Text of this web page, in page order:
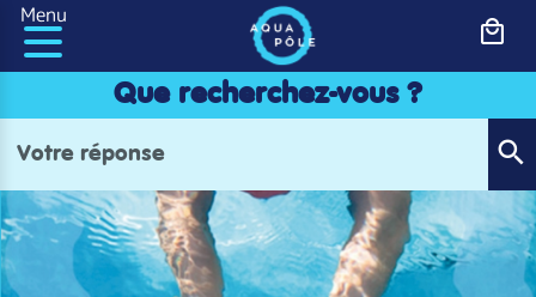
Panneau de gestion des cookies
Menu
Que recherchez-vous ?